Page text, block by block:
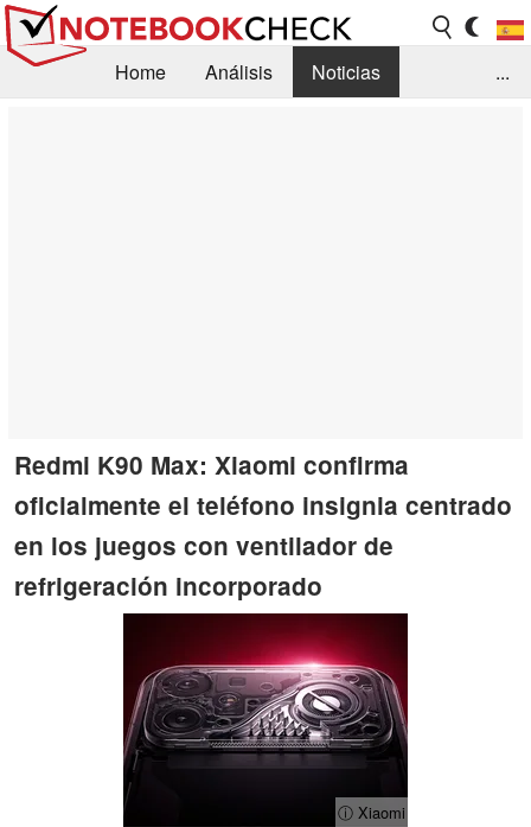
Home Análisis
Noticias
...
Redmi K90 Max: Xiaomi confirma
oficialmente el teléfono insignia centrado
en los juegos con ventilador de
refrigeración incorporado
ⓘ Xiaomi